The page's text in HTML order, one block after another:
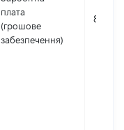
плата
(грошове
забезпечення)
829377